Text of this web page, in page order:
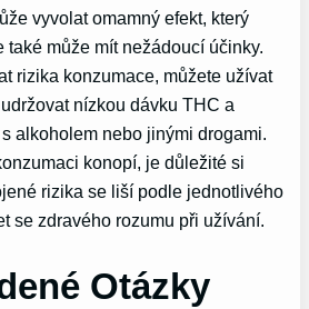
vyvolat omamný efekt, který
také může mít nežádoucí účinky.
rizika konzumace, můžete užívat
nízkou dávku THC a
alkoholem nebo jinými drogami.
konopí, je důležité si
rizika se liší podle jednotlivého
se zdravého rozumu při užívání.
Otázky